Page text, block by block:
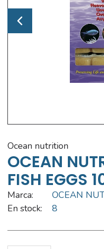
ocean nutrition
OCEAN
FISH EGGS
Marca:
OCEAN
En stock:
8